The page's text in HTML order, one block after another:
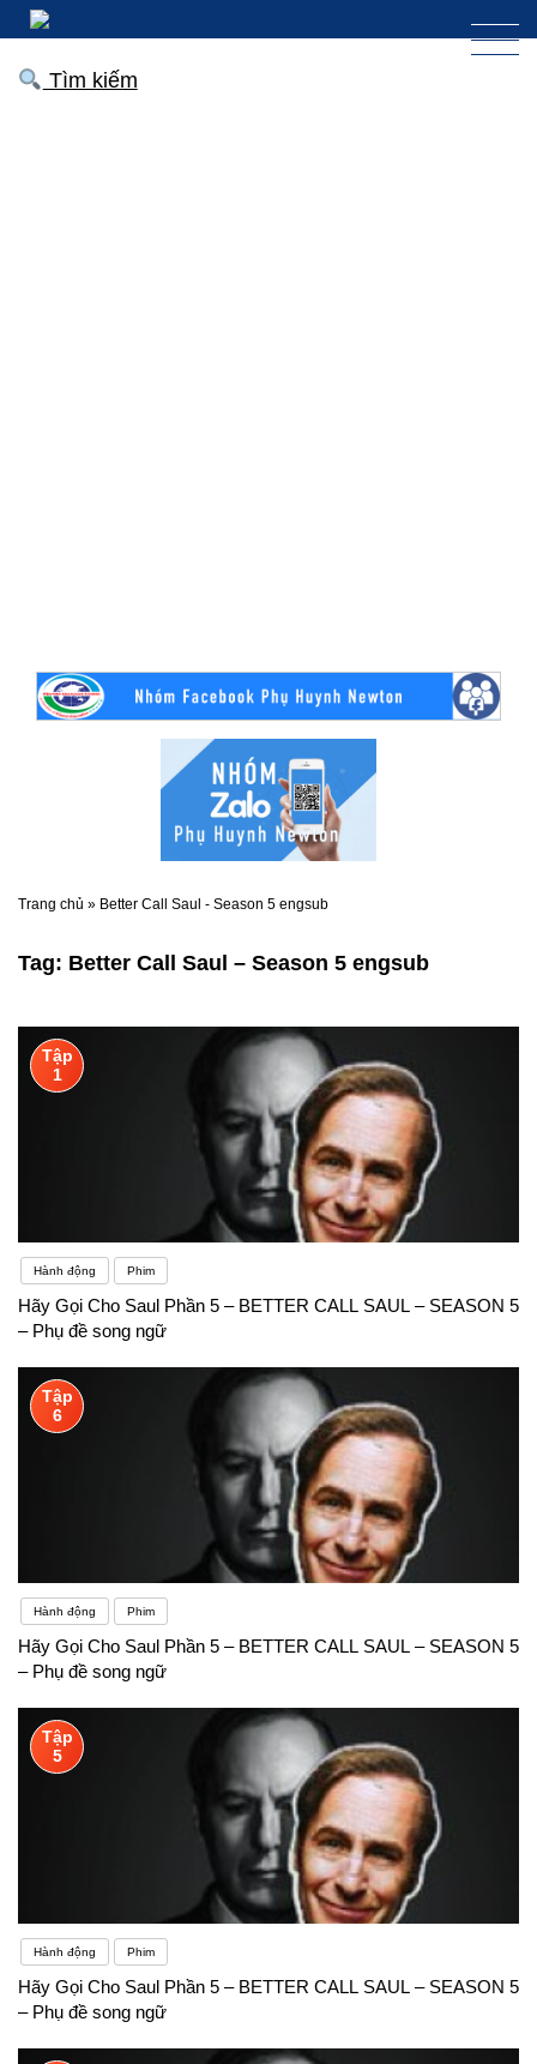
Tìm kiếm
Trang chủ » Better Call Saul - Season 5 engsub
Tag: Better Call Saul – Season 5 engsub
Tập
1
Hành động Phim
Hãy Gọi Cho Saul Phần 5 – BETTER CALL SAUL – SEASON 5
– Phụ đề song ngữ
Tập
6
Hành động Phim
Hãy Gọi Cho Saul Phần 5 – BETTER CALL SAUL – SEASON 5
– Phụ đề song ngữ
Tập
5
Hành động Phim
Hãy Gọi Cho Saul Phần 5 – BETTER CALL SAUL – SEASON 5
– Phụ đề song ngữ